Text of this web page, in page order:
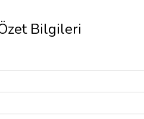
Bilgileri